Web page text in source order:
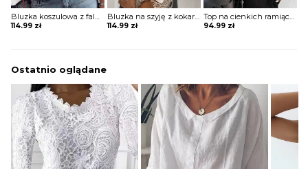
Bluzka koszulowa z falbanką i koronkowymi rękawami
114.99 zł
Bluzka na szyję z kokardami na rękawach
114.99 zł
Top na cienkich ramiączkach z falbanką
94.99 zł
Ostatnio oglądane